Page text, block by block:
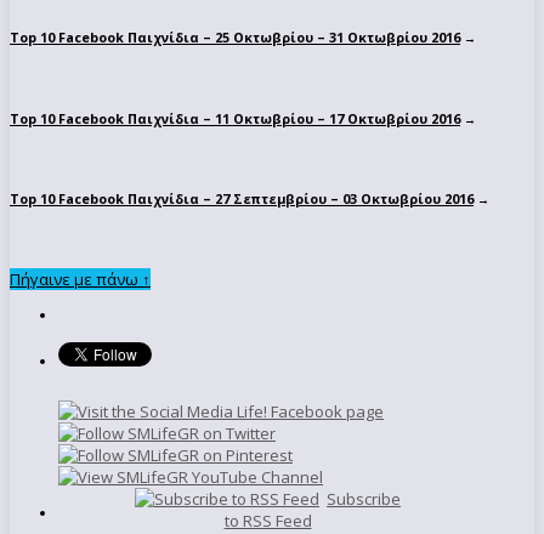
Top 10 Facebook Παιχνίδια – 25 Οκτωβρίου – 31 Οκτωβρίου 2016→
Top 10 Facebook Παιχνίδια – 11 Οκτωβρίου – 17 Οκτωβρίου 2016→
Top 10 Facebook Παιχνίδια – 27 Σεπτεμβρίου – 03 Οκτωβρίου 2016→
Πήγαινε με πάνω ↑
Subscribe
to RSS Feed